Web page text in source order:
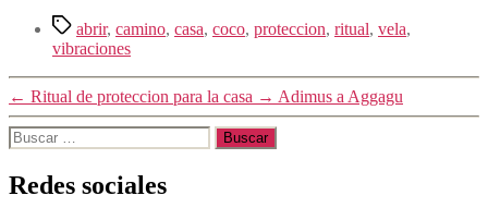
Etiquetas
abrir, camino, casa, coco, proteccion, ritual, vela,
vibraciones
← Ritual de proteccion para la casa → Adimus a Aggagu
Buscar:
Redes sociales